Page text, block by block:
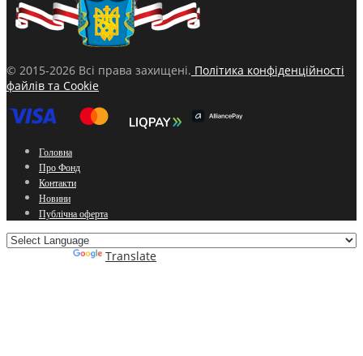
© 2015-2026 Всі права захищені. Політика конфіденційності
файлів та Cookie
Головна
Про Фонд
Контакти
Новини
Публічна оферта
Translate